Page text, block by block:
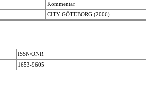
Kommentar
CITY GÖTEBORG (2006)
ISSN/ONR
1653-9605